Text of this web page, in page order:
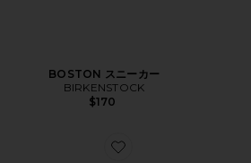
BOSTON スニーカー
BIRKENSTOCK
$170
Favorite BOSTON バックル